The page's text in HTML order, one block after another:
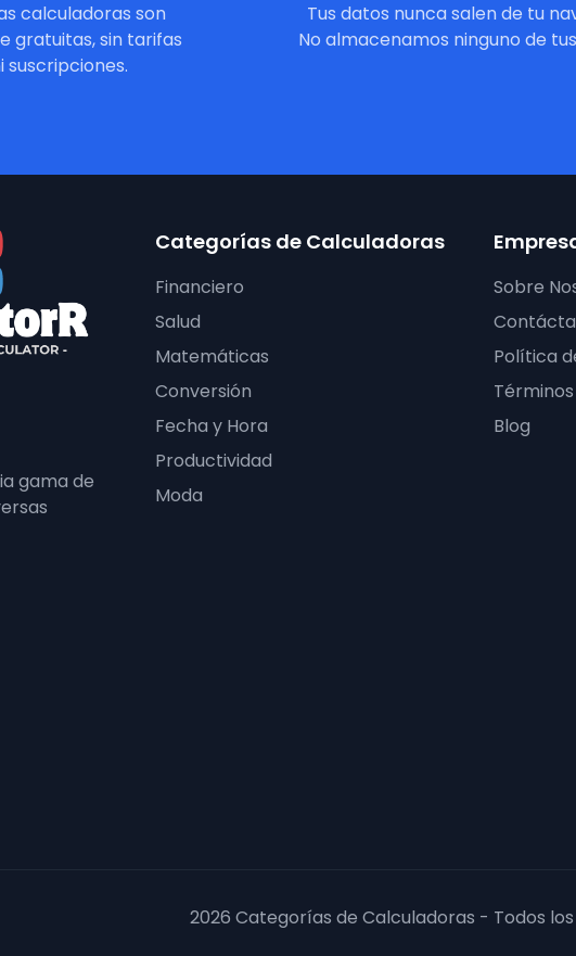
calculadoras son
gratuitas, sin tarifas
suscripciones.
Tus datos nunca salen de tu
No almacenamos ninguno de
gama de
Categorías de Calculadoras
Financiero
Salud
Matemáticas
Conversión
Fecha y Hora
Productividad
Moda
Sobre
Política
Blog
2026 Categorías de Calculadoras - Todos